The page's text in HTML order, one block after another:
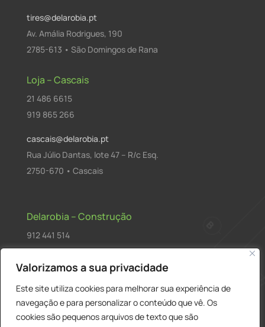
Valorizamos a sua privacidade
Este site utiliza cookies para melhorar sua experiência de
navegação e para personalizar o conteúdo que vê. Os
cookies são pequenos arquivos de texto que são
tires@delarobia.pt
Av. Amália Rodrigues, 190
2785-613 • São Domingos de Rana
Loja – Cascais
21 486 6615
919 865 266
cascais@delarobia.pt
Rua Júlio Dantas, lote 47 – R/c Esq.
2750-670 • Cascais
Delarobia – Construção
912 441 514
R. António Andrade, 1171
2820-287 • Charneca de Caparica
Products